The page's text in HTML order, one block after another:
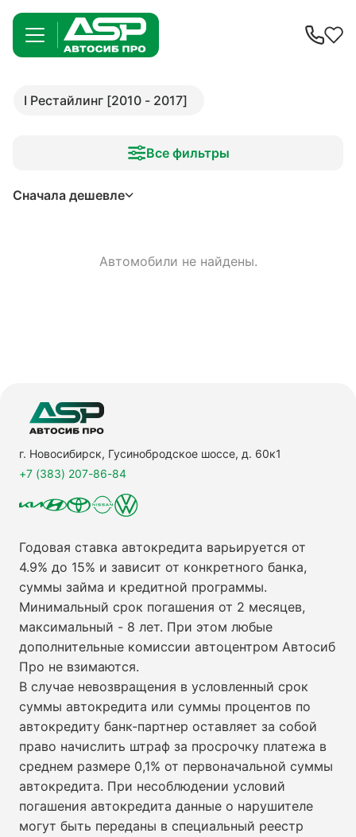
I Рестайлинг [2010 - 2017]
Все фильтры
Сначала дешевле
Автомобили не найдены.
г. Новосибирск, Гусинобродское шоссе, д. 60к1
+7 (383) 207-86-84
Годовая ставка автокредита варьируется от
4.9% до 15% и зависит от конкретного банка,
суммы займа и кредитной программы.
Минимальный срок погашения от 2 месяцев,
максимальный - 8 лет. При этом любые
дополнительные комиссии автоцентром Автосиб
Про не взимаются.
В случае невозвращения в условленный срок
суммы автокредита или суммы процентов по
автокредиту банк-партнер оставляет за собой
право начислить штраф за просрочку платежа в
среднем размере 0,1% от первоначальной суммы
автокредита. При несоблюдении условий
погашения автокредита данные о нарушителе
могут быть переданы в специальный реестр